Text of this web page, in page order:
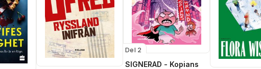
Del 2
SIGNERAD - Kopians